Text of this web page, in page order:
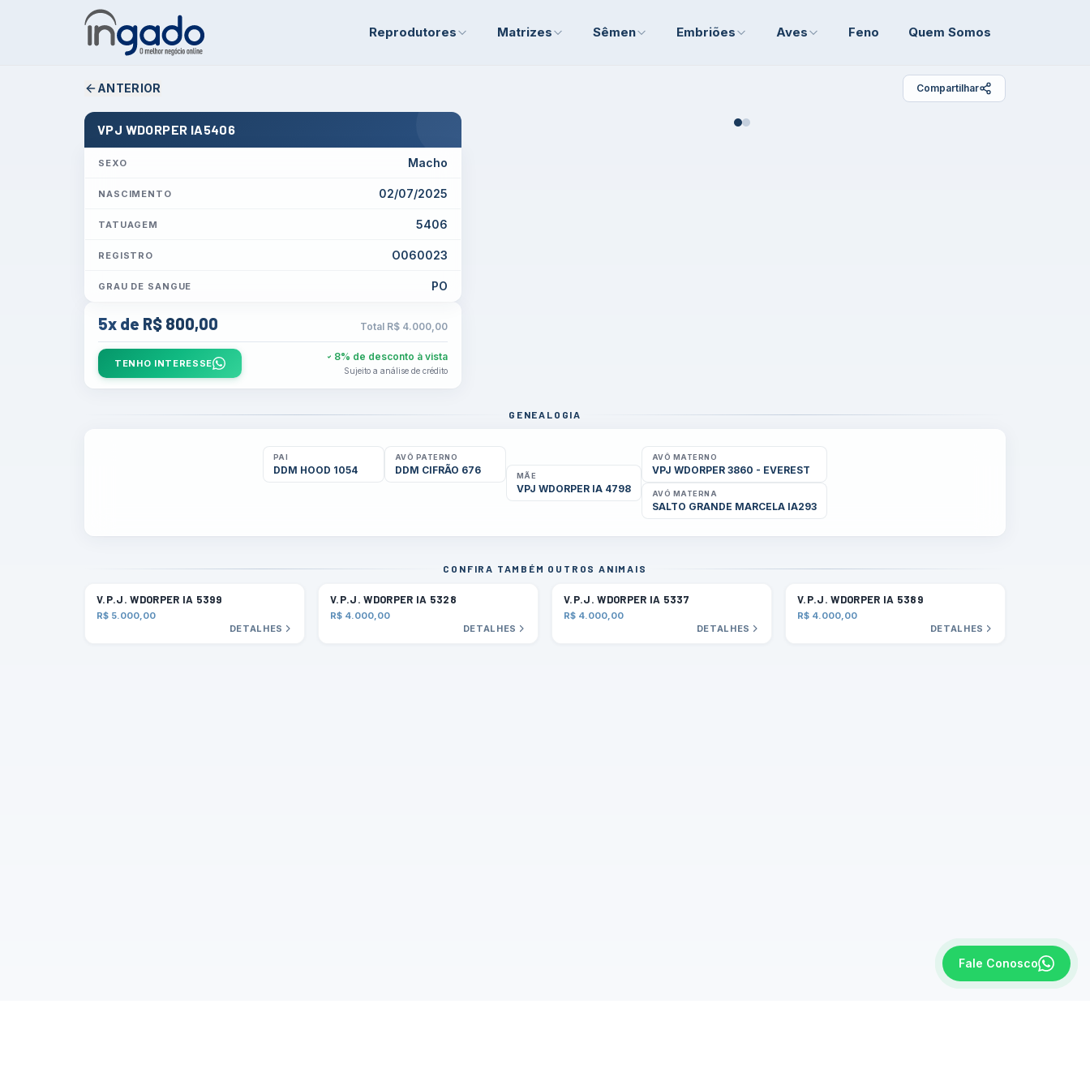
Reprodutores Matrizes Sêmen Embriões Aves Feno Quem Somos
ANTERIOR Compartilhar
5x de R$ 800,00 Total R$ 4.000,00
TENHO INTERESSE
8% de desconto à vista
Sujeito a análise de crédito
VPJ WDORPER IA5406
SEXO Macho
NASCIMENTO 02/07/2025
TATUAGEM 5406
REGISTRO O060023
GRAU DE SANGUE PO
GENEALOGIA
PAI
DDM HOOD 1054
AVÔ PATERNO
DDM CIFRÃO 676 MÃE
VPJ WDORPER IA 4798
AVÔ MATERNO
VPJ WDORPER 3860 - EVEREST
AVÓ MATERNA
SALTO GRANDE MARCELA IA293
CONFIRA TAMBÉM OUTROS ANIMAIS
V.P.J. WDORPER IA 5399
R$ 5.000,00
DETALHES
V.P.J. WDORPER IA 5328
R$ 4.000,00
DETALHES
V.P.J. WDORPER IA 5337
R$ 4.000,00
DETALHES
V.P.J. WDORPER IA 5389
R$ 4.000,00
DETALHES
Fale Conosco